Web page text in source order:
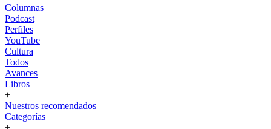
Columnas
Podcast
Perfiles
YouTube
Cultura
Todos
Avances
Libros
+
Nuestros recomendados
Categorías